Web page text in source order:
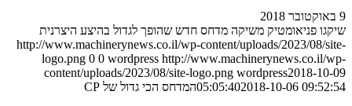
9 באוקטובר 2018
שיקגו פניאומטיק משיקה מדחס חדש שהופך לגדול בהיצע היצרנית
http://www.machinerynews.co.il/wp-content/uploads/2023/08/site-
logo.png 0 0 wordpress http://www.machinerynews.co.il/wp-
content/uploads/2023/08/site-logo.png wordpress2018-10-09
05:05:402018-10-06 09:52:54
המדחס הכי גדול של CP